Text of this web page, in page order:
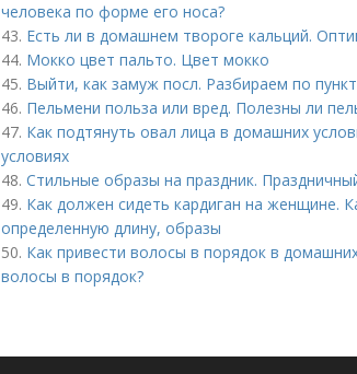
человека по форме его носа?
43. Есть ли в домашнем твороге кальций.
44. Мокко цвет пальто. Цвет мокко
45. Выйти, как замуж посл. Разбираем по
46. Пельмени польза или вред. Полезны ли
47. Как подтянуть овал лица в домашних
условиях
48. Стильные образы на праздник.
49. Как должен сидеть кардиган на женщине.
определенную длину, образы
50. Как привести волосы в порядок в
волосы в порядок?